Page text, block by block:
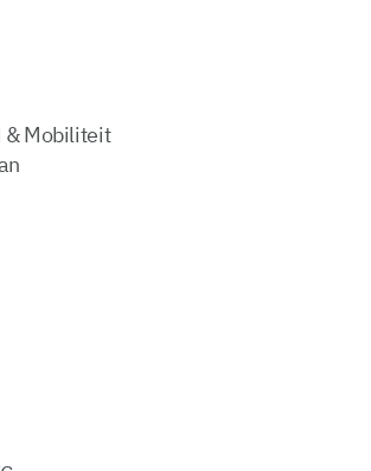
& Mobiliteit